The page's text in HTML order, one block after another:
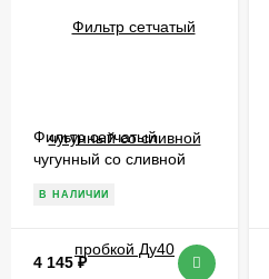
Фильтр сетчатый
чугунный со сливной
В НАЛИЧИИ
4 145₽